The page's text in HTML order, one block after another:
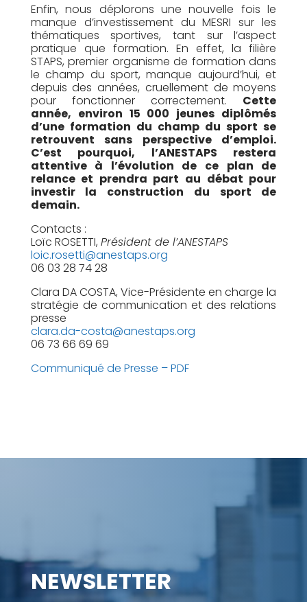
Enfin, nous déplorons une nouvelle fois le
manque d’investissement du MESRI sur les
thématiques sportives, tant sur l’aspect
pratique que formation. En effet, la filière
STAPS, premier organisme de formation dans
le champ du sport, manque aujourd’hui, et
depuis des années, cruellement de moyens
pour fonctionner correctement. Cette
année, environ 15 000 jeunes diplômés
d’une formation du champ du sport se
retrouvent sans perspective d’emploi.
C’est pourquoi, l’ANESTAPS restera
attentive à l’évolution de ce plan de
relance et prendra part au débat pour
investir la construction du sport de
demain.
Contacts :
Loïc ROSETTI, Président de l’ANESTAPS
loic.rosetti@anestaps.org
06 03 28 74 28
Clara DA COSTA, Vice-Présidente en charge la
stratégie de communication et des relations
presse
clara.da-costa@anestaps.org
06 73 66 69 69
Communiqué de Presse – PDF
NEWSLETTER